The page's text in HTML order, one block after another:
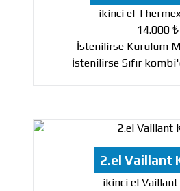
ikinci el
14.000 ₺
İstenilirse Kurulum
İstenilirse Sıfır
2.el Vaillant
ikinci el